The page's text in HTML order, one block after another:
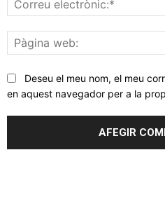
Deseu el meu nom, el meu
en aquest navegador per a la